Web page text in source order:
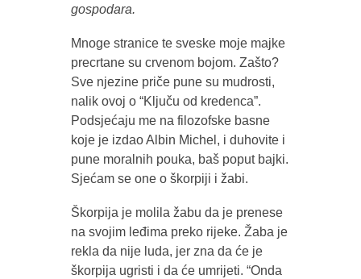
gospodara.
Mnoge stranice te sveske moje majke
precrtane su crvenom bojom. Zašto?
Sve njezine priče pune su mudrosti,
nalik ovoj o “Ključu od kredenca”.
Podsjećaju me na filozofske basne
koje je izdao Albin Michel, i duhovite i
pune moralnih pouka, baš poput bajki.
Sjećam se one o škorpiji i žabi.
Škorpija je molila žabu da je prenese
na svojim leđima preko rijeke. Žaba je
rekla da nije luda, jer zna da će je
škorpija ugristi i da će umrijeti. “Onda